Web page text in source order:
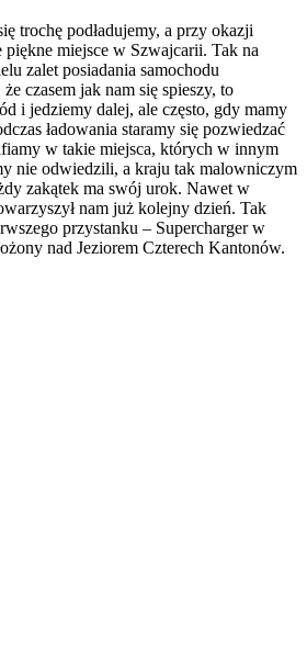
trochę podładujemy, a przy okazji
miejsce w Szwajcarii. Tak na
zalet posiadania samochodu
czasem jak nam się spieszy, to
i jedziemy dalej, ale często, gdy mamy
ładowania staramy się pozwiedzać
w takie miejsca, których w innym
nie odwiedzili, a kraju tak malowniczym
zakątek ma swój urok. Nawet w
nam już kolejny dzień. Tak
przystanku – Supercharger w
nad Jeziorem Czterech Kantonów.